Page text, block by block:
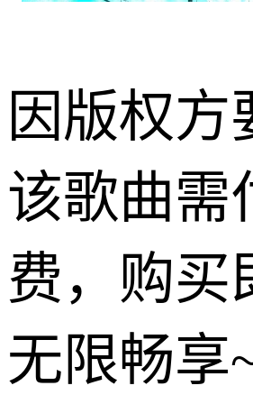
因版权方
该歌曲需
费，购买
无限畅享